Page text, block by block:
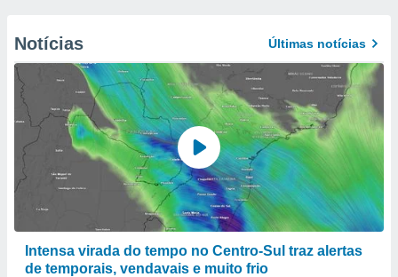
Notícias Últimas notícias
Intensa virada do tempo no Centro-Sul traz alertas
de temporais, vendavais e muito frio